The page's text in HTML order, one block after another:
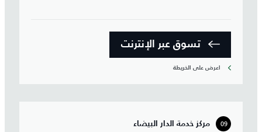
تسوق عبر الإنترنت
اعرض على الخريطة
09 مركز خدمة الدار البيضاء